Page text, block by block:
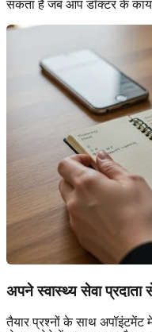
सकता है जब आप डॉक्टर के
अपने स्वास्थ्य सेवा
तैयार प्रश्नों के साथ